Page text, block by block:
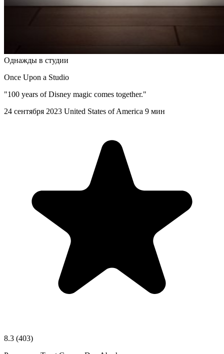
Однажды в студии
Once Upon a Studio
"100 years of Disney magic comes together."
24 сентября 2023 United States of America 9 мин
8.3 (403)